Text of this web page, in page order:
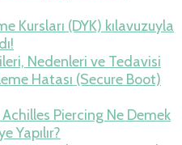
Kursları (DYK) kılavuzuyla
Nedenleri ve Tedavisi
Hatası (Secure Boot)
Piercing Ne Demek
Yapılır?